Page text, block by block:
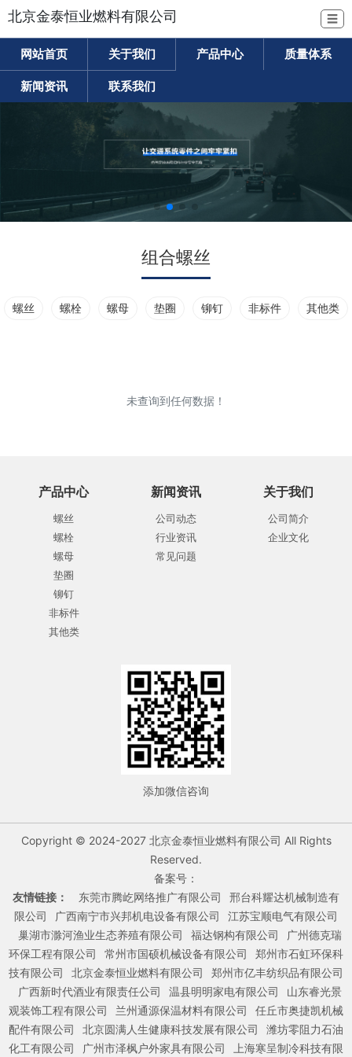
北京金泰恒业燃料有限公司 ☰
网站首页 关于我们 产品中心 质量体系
新闻资讯 联系我们
组合螺丝
螺丝 螺栓 螺母 垫圈 铆钉 非标件 其他类
未查询到任何数据！
产品中心
螺丝
螺栓
螺母
垫圈
铆钉
非标件
其他类
新闻资讯
公司动态
行业资讯
常见问题
关于我们
公司简介
企业文化
添加微信咨询
Copyright © 2024-2027 北京金泰恒业燃料有限公司 All Rights
Reserved.
备案号：
友情链接：
东莞市腾屹网络推广有限公司
邢台科耀达机械制造有
限公司
广西南宁市兴邦机电设备有限公司
江苏宝顺电气有限公司
巢湖市滁河渔业生态养殖有限公司
福达钢构有限公司
广州德克瑞
环保工程有限公司
常州市国硕机械设备有限公司
郑州市石虹环保科
技有限公司
北京金泰恒业燃料有限公司
郑州市亿丰纺织品有限公司
广西新时代酒业有限责任公司
温县明明家电有限公司
山东睿光景
观装饰工程有限公司
兰州通源保温材料有限公司
任丘市奥捷凯机械
配件有限公司
北京圆满人生健康科技发展有限公司
潍坊零阻力石油
化工有限公司
广州市泽枫户外家具有限公司 上海寒呈制冷科技有限